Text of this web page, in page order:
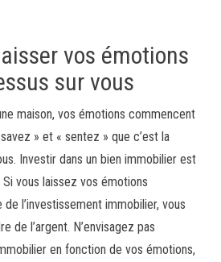
vos émotions
sur vous
maison, vos émotions commencent
» et « sentez » que c’est la
Investir dans un bien immobilier est
vous laissez vos émotions
de l’investissement immobilier, vous
de l’argent. N’envisagez pas
en fonction de vos émotions,